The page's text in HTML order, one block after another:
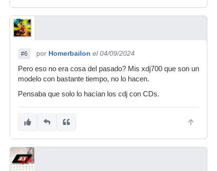
#6 por Homerbailon el 04/09/2024
Pero eso no era cosa del pasado? Mis xdj700 que son un
modelo con bastante tiempo, no lo hacen.
Pensaba que solo lo hacían los cdj con CDs.